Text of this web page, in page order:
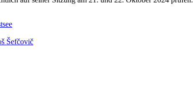
Šefčovič